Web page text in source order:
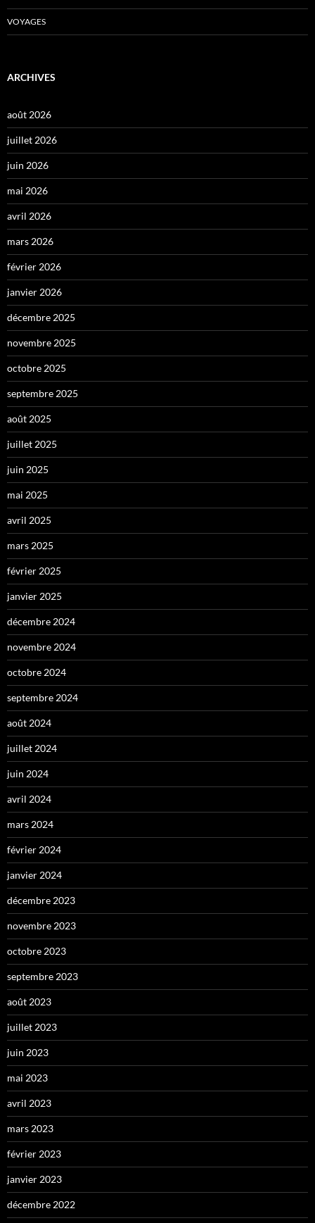
VOYAGES
ARCHIVES
août 2026
juillet 2026
juin 2026
mai 2026
avril 2026
mars 2026
février 2026
janvier 2026
décembre 2025
novembre 2025
octobre 2025
septembre 2025
août 2025
juillet 2025
juin 2025
mai 2025
avril 2025
mars 2025
février 2025
janvier 2025
décembre 2024
novembre 2024
octobre 2024
septembre 2024
août 2024
juillet 2024
juin 2024
avril 2024
mars 2024
février 2024
janvier 2024
décembre 2023
novembre 2023
octobre 2023
septembre 2023
août 2023
juillet 2023
juin 2023
mai 2023
avril 2023
mars 2023
février 2023
janvier 2023
décembre 2022